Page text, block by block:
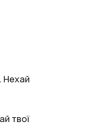
Нехай
твої